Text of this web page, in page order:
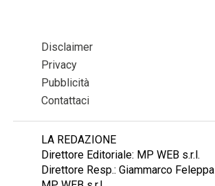
Disclaimer
Privacy
Pubblicità
Contattaci
LA REDAZIONE
Direttore Editoriale: MP WEB s.r.l.
Direttore Resp.: Giammarco Feleppa